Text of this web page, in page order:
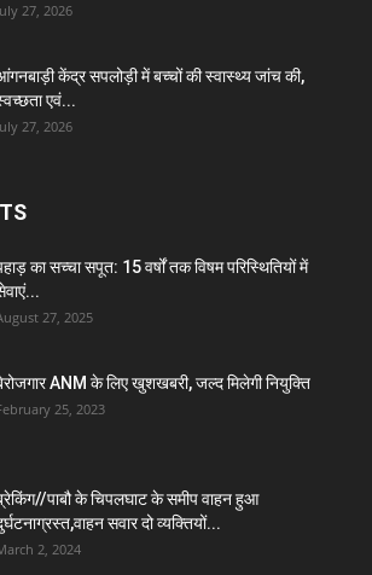
27, 2026
केंद्र सपलोड़ी में बच्चों की स्वास्थ्य जांच की,
एवं...
27, 2026
का सच्चा सपूत: 15 वर्षों तक विषम परिस्थितियों में
27, 2025
ANM के लिए खुशखबरी, जल्द मिलेगी नियुक्ति
25, 2023
पाबौ के चिपलघाट के समीप वाहन हुआ
सवार दो व्यक्तियों...
2, 2024